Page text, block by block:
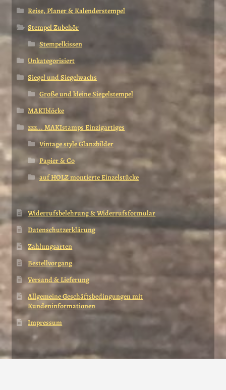
Reise, Planer & Kalenderstempel
Stempel Zubehör
Stempelkissen
Unkategorisiert
Siegel und Siegelwachs
Große und kleine Siegelstempel
MAKIblöcke
zzz... MAKIstamps Einzigartiges
Vintage style Glanzbilder
Papier & Co
auf HOLZ montierte Einzelstücke
Widerrufsbelehrung & Widerrufsformular
Datenschutzerklärung
Zahlungsarten
Bestellvorgang
Versand & Lieferung
Allgemeine Geschäftsbedingungen mit
Kundeninformationen
Impressum